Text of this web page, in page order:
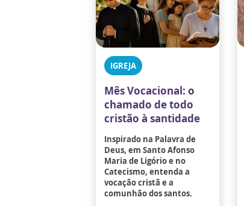
IGREJA
Mês Vocacional: o
chamado de todo
cristão à santidade
Inspirado na Palavra de
Deus, em Santo Afonso
Maria de Ligório e no
Catecismo, entenda a
vocação cristã e a
comunhão dos santos.